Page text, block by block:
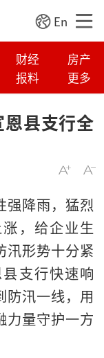
En
财经
房产
报料 更多
县支行全
强降雨，猛烈
，给企业生
汛形势十分紧
支行快速响
防汛一线，用
力量守护一方